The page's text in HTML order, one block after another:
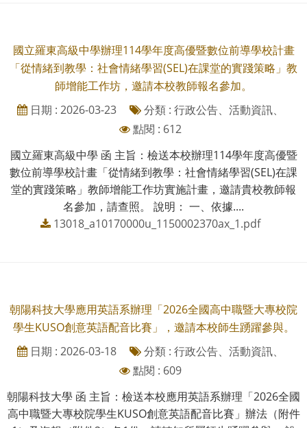
國立羅東高級中學辦理114學年度高優暨數位前導學校計畫
「從情緒到教學：社會情緒學習(SEL)在課堂的實踐策略」教
師增能工作坊，邀請本校教師報名參加。
日期 : 2026-03-23
分類 : 行政公告、活動資訊、
點閱 : 612
國立羅東高級中學 函 主旨：檢送本校辦理114學年度高優暨
數位前導學校計畫「從情緒到教學：社會情緒學習(SEL)在課
堂的實踐策略」教師增能工作坊實施計畫，邀請貴校教師報
名參加，請查照。 說明： 一、依據....
13018_a10170000u_1150002370ax_1.pdf
朝陽科技大學應用英語系辦理「2026全國高中職暨大專校院
學生KUSO創意英語配音比賽」，邀請本校師生踴躍參與。
日期 : 2026-03-18
分類 : 行政公告、活動資訊、
點閱 : 609
朝陽科技大學 函 主旨：檢送本校應用英語系辦理「2026全國
高中職暨大專校院學生KUSO創意英語配音比賽」辦法（附件